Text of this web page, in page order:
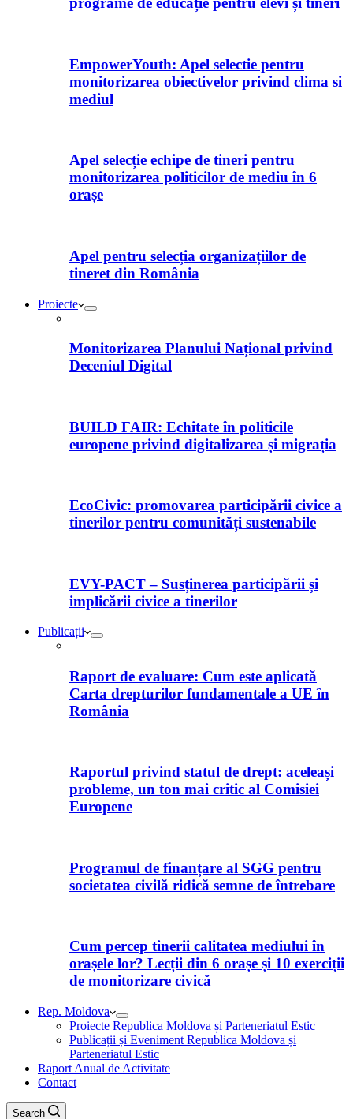
EmpowerYouth: Apel selectie pentru
monitorizarea obiectivelor privind clima si
mediul
Apel selecție echipe de tineri pentru
monitorizarea politicilor de mediu în 6
orașe
Apel pentru selecția organizațiilor de
tineret din România
Proiecte
Monitorizarea Planului Național privind
Deceniul Digital
BUILD FAIR: Echitate în politicile
europene privind digitalizarea și migrația
EcoCivic: promovarea participării civice a
tinerilor pentru comunități sustenabile
EVY-PACT – Susținerea participării și
implicării civice a tinerilor
Publicații
Raport de evaluare: Cum este aplicată
Carta drepturilor fundamentale a UE în
România
Raportul privind statul de drept: aceleași
probleme, un ton mai critic al Comisiei
Europene
Programul de finanțare al SGG pentru
societatea civilă ridică semne de întrebare
Cum percep tinerii calitatea mediului în
orașele lor? Lecții din 6 orașe și 10 exerciții
de monitorizare civică
Rep. Moldova
Proiecte Republica Moldova și Parteneriatul Estic
Publicații și Eveniment Republica Moldova și
Parteneriatul Estic
Raport Anual de Activitate
Contact
Search